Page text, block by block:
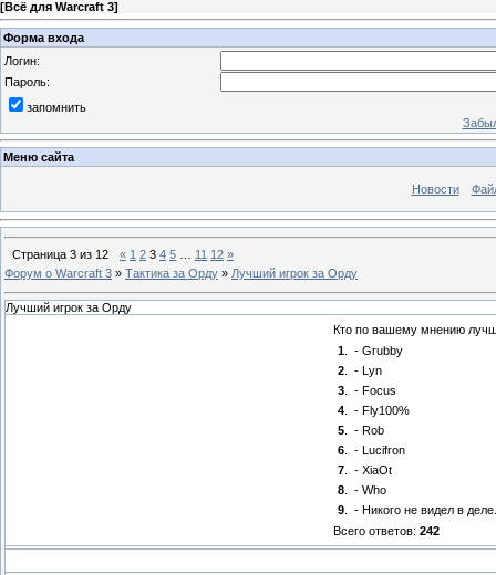
[Всё для Warcraft 3]
Форма входа
Логин:
Пароль:
запомнить
Меню сайта
Новости
Страница 3 из 12 « 1 2 3 4 5 11 12 »
Форум о Warcraft 3 » Тактика за Орду » Лучший игрок за Орду
Лучший игрок за Орду
Кто по вашему мнению
1
- Grubby
2
- Lyn
3
- Focus
4
- Fly100%
5
- Rob
6
- Lucifron
7
- XiaOt
8
- Who
9
- Никого не видел в деле.
Всего ответов: 242